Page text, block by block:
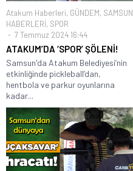
Atakum Haberleri, GÜNDEM, SAMSUN
HABERLERİ, SPOR
7 Temmuz 2024 16:44
ATAKUM’DA ‘SPOR’ ŞÖLENİ!
Samsun'da Atakum Belediyesi’nin
etkinliğinde pickleball’dan,
hentbola ve parkur oyunlarına
kadar...